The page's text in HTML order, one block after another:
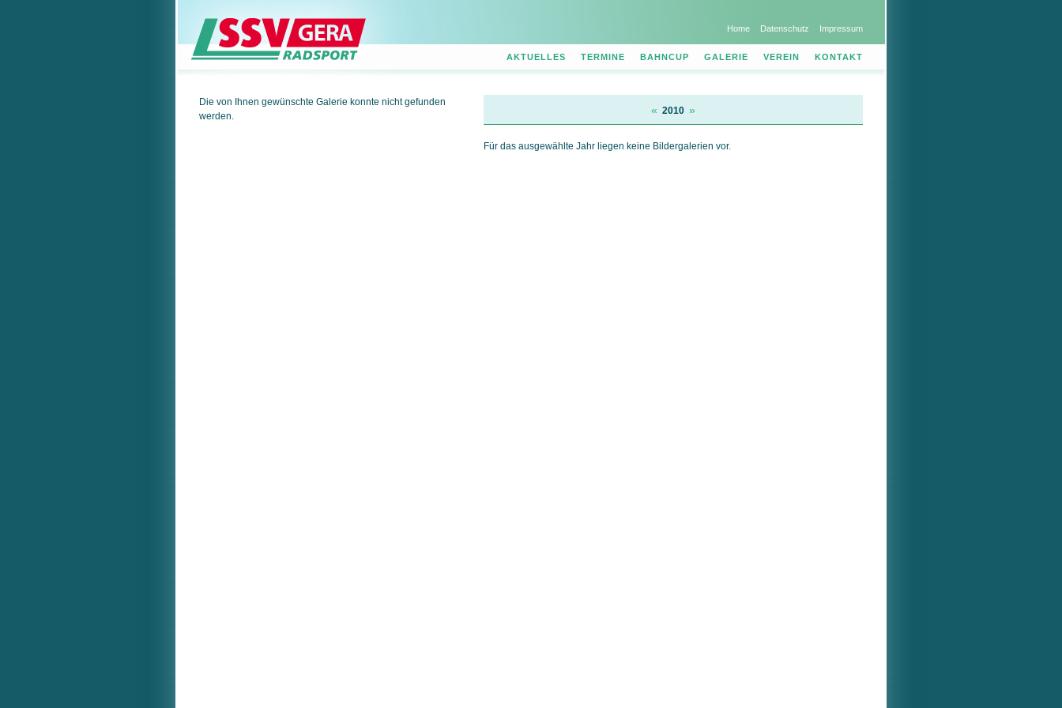
Home Datenschutz Impressum
AKTUELLES TERMINE BAHNCUP GALERIE VEREIN KONTAKT
Die von Ihnen gewünschte Galerie konnte nicht gefunden
werden.
« 2010 »
Für das ausgewählte Jahr liegen keine Bildergalerien vor.